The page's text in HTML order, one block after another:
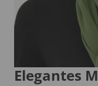
Elegantes